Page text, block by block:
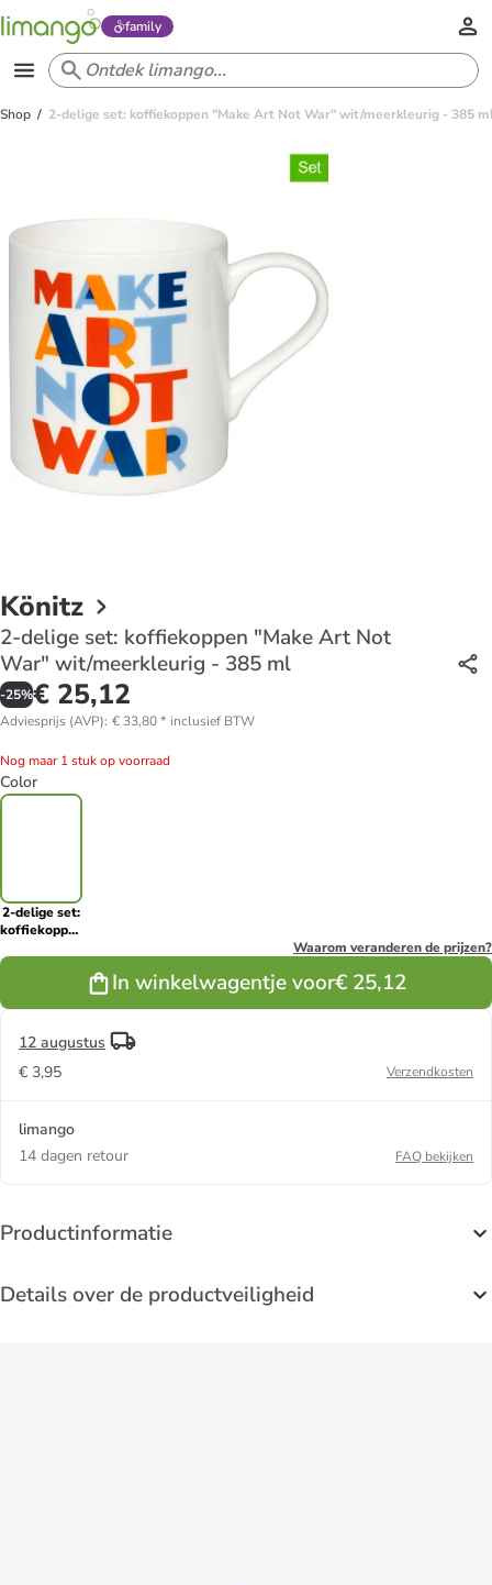
family
Shop 2-delige set: koffiekoppen "Make Art Not War" wit/meerkleurig - 385
Könitz
2-delige set: koffiekoppen "Make Art Not
War" wit/meerkleurig - 385 ml
-25%€ 25,12
Adviesprijs (AVP): € 33,80* inclusief BTW
Nog maar 1 stuk op voorraad
Color
2-delige set:
koffiekoppen
wit/meerkleurig
Waarom veranderen de prijzen?
In winkelwagentje voor€ 25,12
12 augustus
€ 3,95
Verzendkosten
limango
14 dagen retour
FAQ bekijken
Productinformatie
Details over de productveiligheid